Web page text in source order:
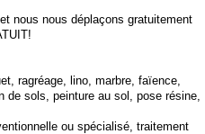
nous nous déplaçons gratuitement
ragréage, lino, marbre, faïence,
de sols, peinture au sol, pose résine,
ou spécialisé, traitement